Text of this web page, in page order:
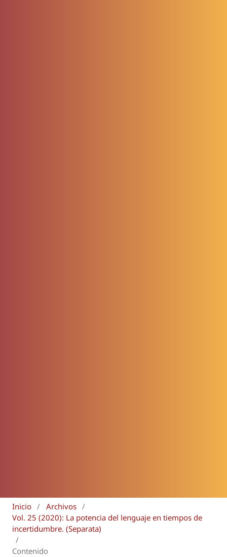
Inicio / Archivos /
Vol. 25 (2020): La potencia del lenguaje en tiempos de
incertidumbre. (Separata)
/
Contenido